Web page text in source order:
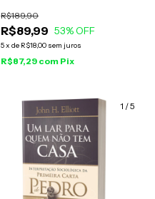
R$89,99
R$189,90
53% OFF
5x de R$18,00 sem juros
R$87,29 com Pix
1 /5